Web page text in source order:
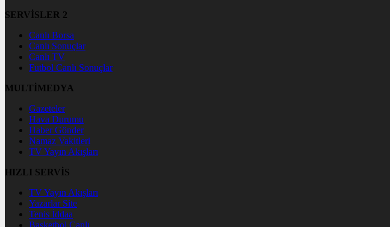
SERVİSLER 2
Canlı Borsa
Canlı Sonuçlar
Canlı TV
Futbol Canlı Sonuçlar
MULTİMEDYA
Gazeteler
Hava Durumu
Haber Gönder
Namaz Vakitleri
TV Yayın Akışları
HIZLI SERVİS
TV Yayın Akışları
Yazarlar Site
Tenis İddaa
Basketbol Canlı